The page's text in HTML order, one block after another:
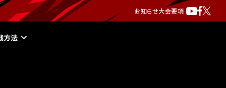
お知らせ大会要項
方法